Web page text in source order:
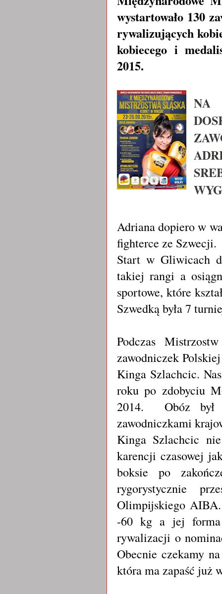
wystartowało 130
rywalizujących
kobiecego i
2015.
NA
Adriana dopiero w
fighterce ze Szwecji.
Start w Gliwicach
takiej rangi a
sportowe, które
Szwedką była 7
Podczas
zawodniczek
Kinga Szlachcic.
roku po zdobyciu
2014. Obóz był
zawodniczkami
Kinga Szlachcic
karencji czasowej
boksie po
rygorystycznie
Olimpijskiego
-60 kg a jej forma
rywalizacji o
Obecnie czekamy
która ma zapaść już